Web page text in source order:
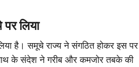
लिया
है। समूचे राज्य ने संगठित होकर इस पर
के संदेश ने गरीब और कमजोर तबके की